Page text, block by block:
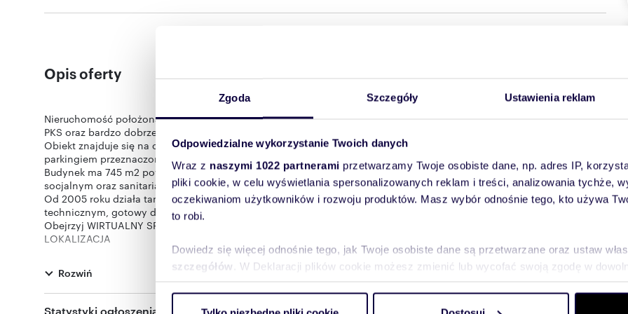
Zgoda Szczegóły Ustawienia reklam
Odpowiedzialne wykorzystanie Twoich danych
Wraz z naszymi 1022 partnerami przetwarzamy Twoje osobiste dane, np. adres IP,
pliki cookie, w celu wyświetlania spersonalizowanych reklam i treści, analizowania tychże,
oczekiwaniom użytkowników i rozwoju produktów. Masz wybór odnośnie tego, kto używa
to robi.
Dowiedz się więcej odnośnie tego, jak Twoje osobiste dane są przetwarzane oraz ustaw
szczegółów . W Deklaracji plików cookie możesz zmienić lub wycofać swoją zgodę w
Opis oferty
Nieruchomość położona jest przy ul. Przemysłowej 8 w Olsztyn, w bezpośrednim sąsiedztwie Dworca Głównego PKP i
PKS oraz bardzo dobrze skomunikowanego centrum miasta.
Obiekt znajduje się na ogrodzonej i zagospodarowanej działce o powierzchni 2534 m², z dużym utwardzonym
parkingiem przeznaczonym wyłącznie dla użytkowników nieruchomości.
Budynek ma 745 m2 powierzchni użytkowej i obejmuje dwa funkcjonalne poziomy z salami, biurami, zapleczem
socjalnym oraz sanitariatami, przystosowanymi także dla osób z niepełnosprawnościami.
Od 2005 roku działa tam szkoła fryzjerska, a obiekt był regularnie modernizowany i jest w bardzo dobrym stanie
technicznym, gotowy do dalszego użytkowania bez remontów.
Obejrzyj WIRTUALNY SPACER: https://sb360.online/dn0cv6 (jeśli nie widzisz linku skontaktuj się z pośrednikiem).
LOKALIZACJA
Nieruchomość położona jest przy ul. Przemysłowej 8 w Olsztynie, w bezpośrednim sąsiedztwie Dworca Głównego PKP
i PKS. To jedna z najlepiej skomunikowanych części miasta, zapewniająca szybki dostęp do transportu kolejowego,
autobusowego oraz komunikacji miejskiej. W pobliżu znajdują się przystanki tramwajowe i autobusowe obsługujące
liczne połączenia do wszystkich dzielnic Olsztyna. Dworzec W najbliższej okolicy dostępne są sklepy, punkty
usługowe, restauracje, placówki medyczne oraz urzędy, dzięki czemu wszystkie najważniejsze sprawy można załatwić
Rozwiń
Statystyki ogłoszenia: